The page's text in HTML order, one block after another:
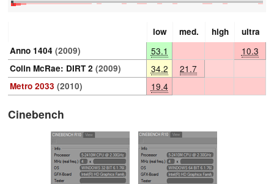
low med. high
ultra
Anno 1404 (2009) 53.1 10.3
Colin McRae: DIRT 2 (2009) 34.2 21.7
Metro 2033 (2010) 19.4
Cinebench